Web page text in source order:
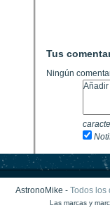
Tus
Ningún
AstronoMike - Todos los
Las marcas y